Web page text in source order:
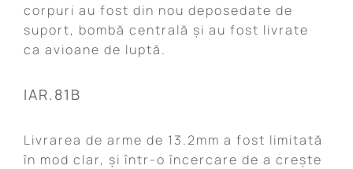
corpuri au fost din nou deposedate de
suport, bombă centrală și au fost livrate
ca avioane de luptă.
IAR.81B
Livrarea de arme de 13.2mm a fost limitată
în mod clar, și într-o încercare de a crește